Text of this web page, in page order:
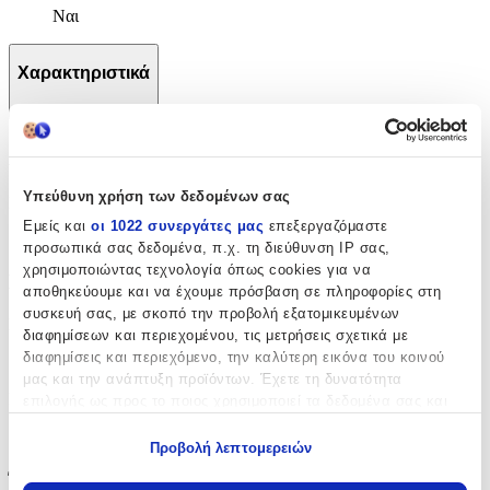
Υπεύθυνη χρήση των δεδομένων σας
Εμείς και οι 1022 συνεργάτες μας επεξεργαζόμαστε
προσωπικά σας δεδομένα, π.χ. τη διεύθυνση IP σας,
χρησιμοποιώντας τεχνολογία όπως cookies για να
αποθηκεύουμε και να έχουμε πρόσβαση σε πληροφορίες στη
συσκευή σας, με σκοπό την προβολή εξατομικευμένων
διαφημίσεων και περιεχομένου, τις μετρήσεις σχετικά με
διαφημίσεις και περιεχόμενο, την καλύτερη εικόνα του κοινού
μας και την ανάπτυξη προϊόντων. Έχετε τη δυνατότητα
Προβολή λεπτομερειών
Ναι
Χαρακτηριστικά
+
Χαρακτηριστικά
Κατασκευαστής:
IDP Creations
Βασικά Χαρακτηριστικά
Σχέδιο:
Ζωάκια
Έξτρα Χαρακτηριστικά